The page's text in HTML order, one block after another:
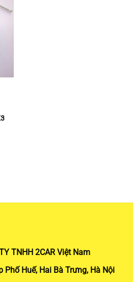
TNHH 2CAR Việt Nam
Phố Huế, Hai Bà Trưng, Hà Nội